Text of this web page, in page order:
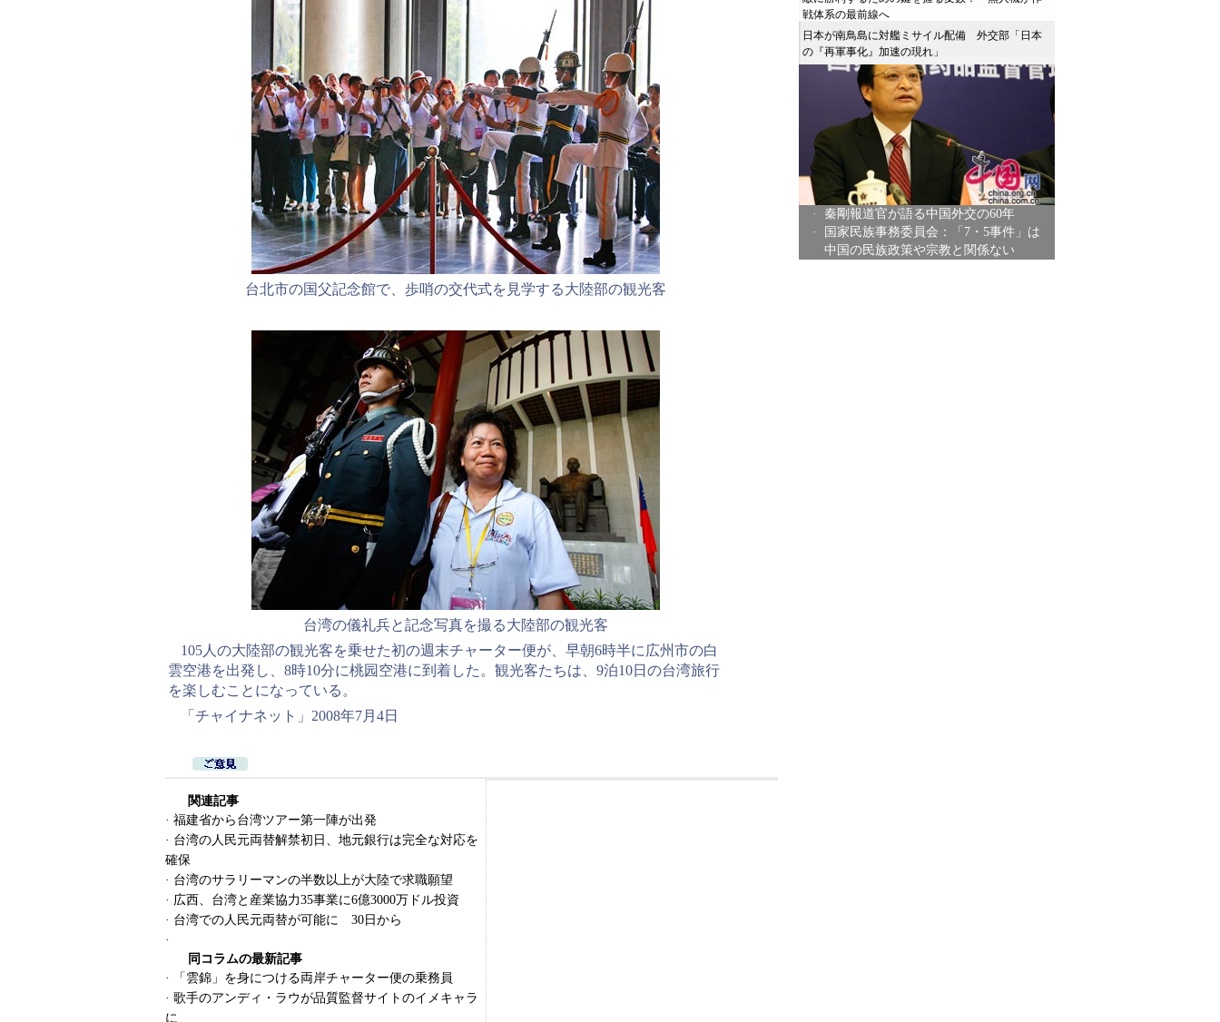
台北市の国父記念館で、歩哨の交代式を見学する大陸部の観光客
台湾の儀礼兵と記念写真を撮る大陸部の観光客
105人の大陸部の観光客を乗せた初の週末チャーター便が、早朝6時半に広州市の白
雲空港を出発し、8時10分に桃园空港に到着した。観光客たちは、9泊10日の台湾旅行
を楽しむことになっている。
「チャイナネット」2008年7月4日
関連記事
· 福建省から台湾ツアー第一陣が出発
· 台湾の人民元両替解禁初日、地元銀行は完全な対応を
確保
· 台湾のサラリーマンの半数以上が大陸で求職願望
· 広西、台湾と産業協力35事業に6億3000万ドル投資
· 台湾での人民元両替が可能に 30日から
·
同コラムの最新記事
·
「雲錦」を身につける両岸チャーター便の乗務員
· 歌手のアンディ・ラウが品質監督サイトのイメキャラ
に